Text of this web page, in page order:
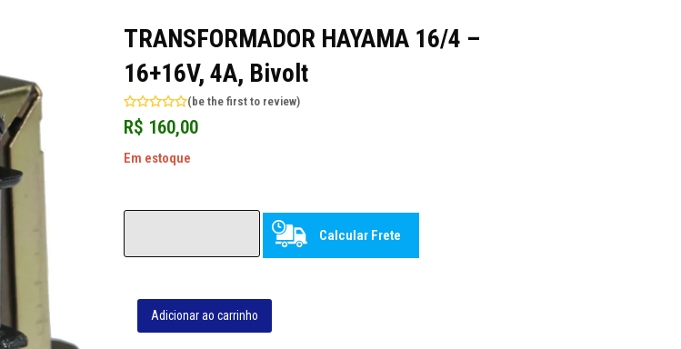
TRANSFORMADOR HAYAMA 16/4 –
16+16V, 4A, Bivolt
Avaliação
0
5
( be the first to review)
R$ 160,00
Em estoque
Calcular Frete
Adicionar ao carrinho